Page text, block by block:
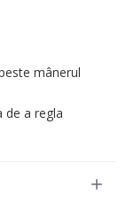
mânerul
de a regla